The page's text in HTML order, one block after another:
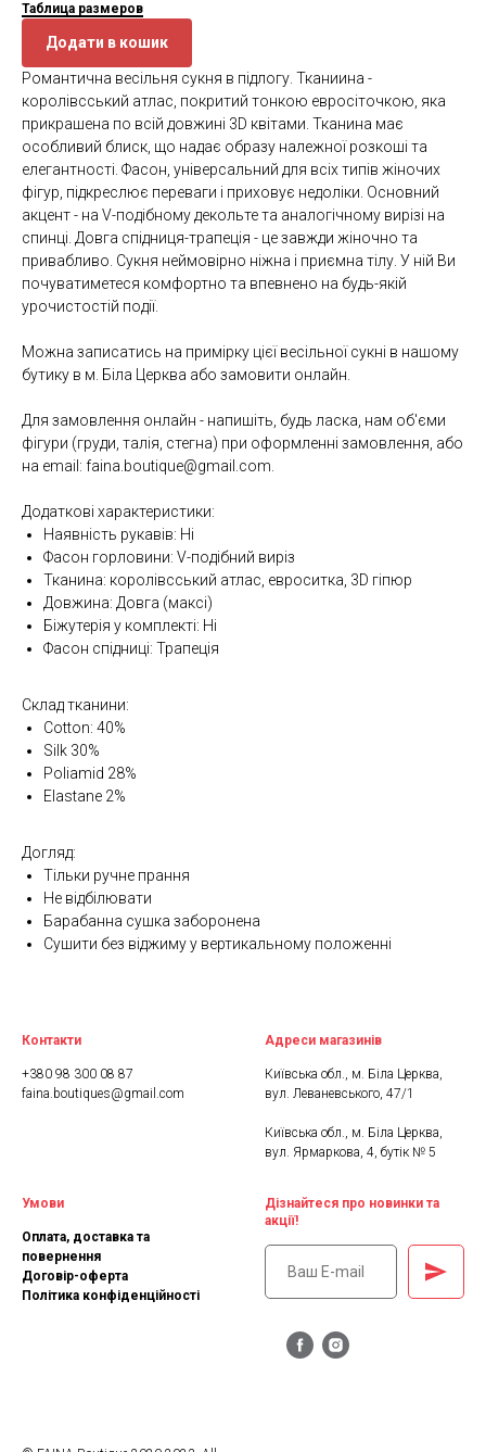
Таблица размеров
Додати в кошик
Романтична весільня сукня в підлогу. Тканиина -
королівсський атлас, покритий тонкою евросіточкою, яка
прикрашена по всій довжині 3D квітами. Тканина має
особливий блиск, що надає образу належної розкоші та
елегантності. Фасон, універсальний для всіх типів жіночих
фігур, підкреслює переваги і приховує недоліки. Основний
акцент - на V-подібному декольте та аналогічному вирізі на
спинці. Довга спідниця-трапеція - це завжди жіночно та
привабливо. Сукня неймовірно ніжна і приємна тілу. У ній Ви
почуватиметеся комфортно та впевнено на будь-якій
урочистостій події.
Можна записатись на примірку цієї весільної сукні в нашому
бутику в м. Біла Церква або замовити онлайн.
Для замовлення онлайн - напишіть, будь ласка, нам об'єми
фігури (груди, талія, стегна) при оформленні замовлення, або
на email: faina.boutique@gmail.com.
Додаткові характеристики:
Наявність рукавів: Ні
Фасон горловини: V-подібний виріз
Тканина: королівсський атлас, евроситка, 3D гіпюр
Довжина: Довга (максі)
Біжутерія у комплекті: Ні
Фасон спідниці: Трапеція
Склад тканини:
Cotton: 40%
Silk 30%
Poliamid 28%
Elastane 2%
Догляд:
Тільки ручне прання
Не відбілювати
Барабанна сушка заборонена
Сушити без віджиму у вертикальному положенні
Контакти
+380 98 300 08 87
faina.boutiques@gmail.com
Адреси магазинів
Київська обл., м. Біла Церква,
вул. Леваневського, 47/1
Київська обл., м. Біла Церква,
вул. Ярмаркова, 4, бутік № 5
Умови
Оплата, доставка та
повернення
Договір-оферта
Політика конфіденційності
Дізнайтеся про новинки та
акції!